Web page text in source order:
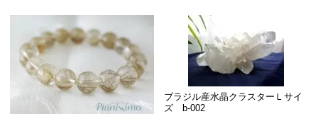
ブラジル産水晶クラスターＬサイ
ズ b-002